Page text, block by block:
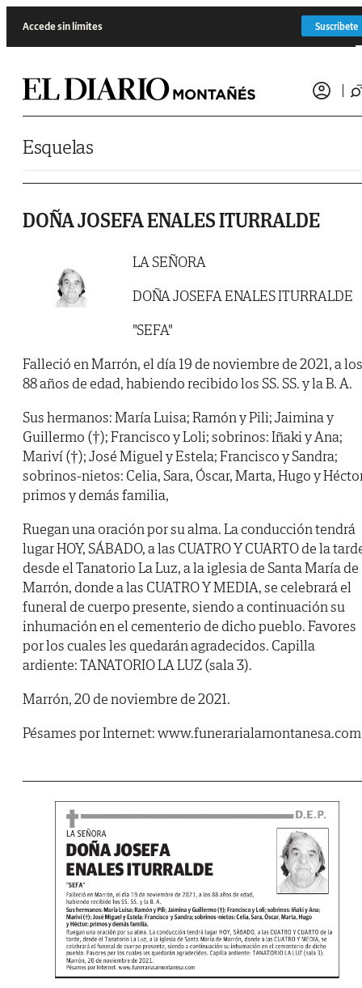
Accede sin límites Suscríbete
Esquelas
DOÑA JOSEFA ENALES ITURRALDE
LA SEÑORA
DOÑA JOSEFA ENALES ITURRALDE
"SEFA"
Falleció en Marrón, el día 19 de noviembre de 2021, a los
88 años de edad, habiendo recibido los SS. SS. y la B. A.
Sus hermanos: María Luisa; Ramón y Pili; Jaimina y
Guillermo (†); Francisco y Loli; sobrinos: Iñaki y Ana;
Mariví (†); José Miguel y Estela; Francisco y Sandra;
sobrinos-nietos: Celia, Sara, Óscar, Marta, Hugo y
primos y demás familia,
Ruegan una oración por su alma. La conducción tendrá
lugar HOY, SÁBADO, a las CUATRO Y CUARTO de la
desde el Tanatorio La Luz, a la iglesia de Santa María de
Marrón, donde a las CUATRO Y MEDIA, se celebrará el
funeral de cuerpo presente, siendo a continuación su
inhumación en el cementerio de dicho pueblo. Favores
por los cuales les quedarán agradecidos. Capilla
ardiente: TANATORIO LA LUZ (sala 3).
Marrón, 20 de noviembre de 2021.
Pésames por Internet: www.funerarialamontanesa.com